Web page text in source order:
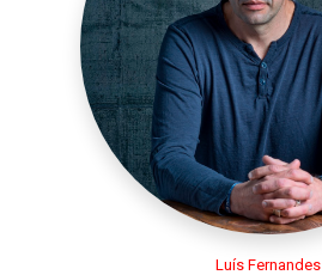
Luís Fernandes